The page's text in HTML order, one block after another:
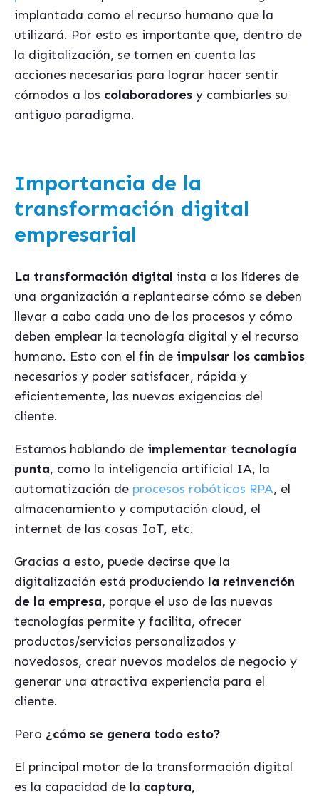
implantada como el recurso humano que la
utilizará. Por esto es importante que, dentro de
la digitalización, se tomen en cuenta las
acciones necesarias para lograr hacer sentir
cómodos a los colaboradores y cambiarles su
antiguo paradigma.
Importancia de la
transformación digital
empresarial
La transformación digital insta a los líderes de
una organización a replantearse cómo se deben
llevar a cabo cada uno de los procesos y cómo
deben emplear la tecnología digital y el recurso
humano. Esto con el fin de impulsar los cambios
necesarios y poder satisfacer, rápida y
eficientemente, las nuevas exigencias del
cliente.
Estamos hablando de implementar tecnología
punta, como la inteligencia artificial IA, la
automatización de procesos robóticos RPA, el
almacenamiento y computación cloud, el
internet de las cosas IoT, etc.
Gracias a esto, puede decirse que la
digitalización está produciendo la reinvención
de la empresa, porque el uso de las nuevas
tecnologías permite y facilita, ofrecer
productos/servicios personalizados y
novedosos, crear nuevos modelos de negocio y
generar una atractiva experiencia para el
cliente.
Pero ¿cómo se genera todo esto?
El principal motor de la transformación digital
es la capacidad de la captura,